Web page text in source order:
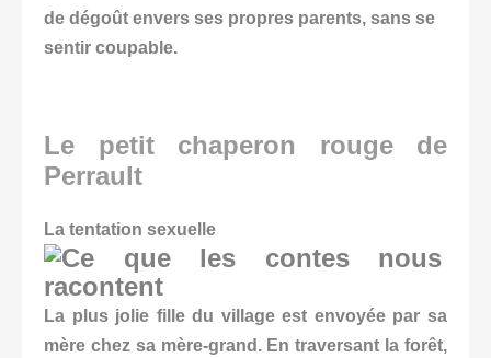
de dégoût envers ses propres parents, sans se
sentir coupable.
Le petit chaperon rouge de
Perrault
La tentation sexuelle
La plus jolie fille du village est envoyée par sa
mère chez sa mère-grand. En traversant la forêt,